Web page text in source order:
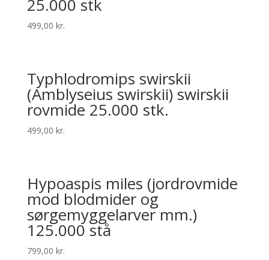
25.000 stk
499,00 kr.
Typhlodromips swirskii
(Amblyseius swirskii) swirskii
rovmide 25.000 stk.
499,00 kr.
Hypoaspis miles (jordrovmide
mod blodmider og
sørgemyggelarver mm.)
125.000 stå
799,00 kr.